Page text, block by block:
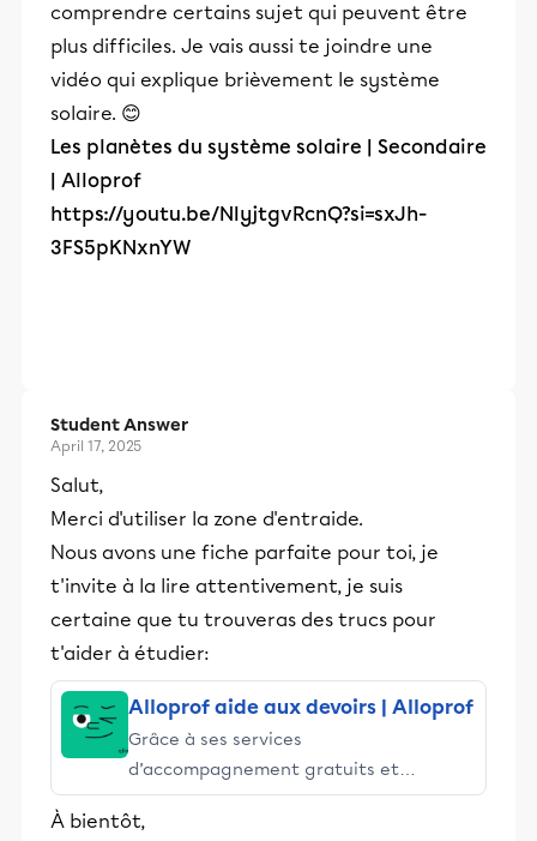
comprendre certains sujet qui peuvent être
plus difficiles. Je vais aussi te joindre une
vidéo qui explique brièvement le système
solaire. 😊
Les planètes du système solaire | Secondaire
| Alloprof
https://youtu.be/NIyjtgvRcnQ?si=sxJh-
3FS5pKNxnYW
Student Answer
April 17, 2025
Salut,
Merci d'utiliser la zone d'entraide.
Nous avons une fiche parfaite pour toi, je
t'invite à la lire attentivement, je suis
certaine que tu trouveras des trucs pour
t'aider à étudier:
Alloprof aide aux devoirs | Alloprof
Grâce à ses services
d’accompagnement gratuits et
stimulants, Alloprof engage les élèves
et leurs parents dans la réussite
À bientôt,